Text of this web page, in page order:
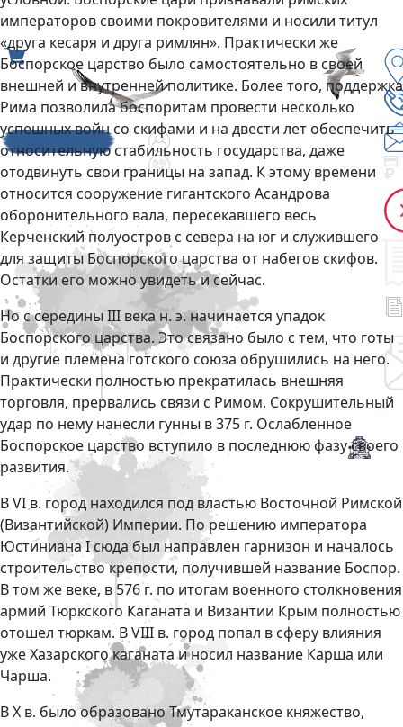
императоров своими покровителями и носили титул
«друга кесаря и друга римлян». Практически же
Боспорское царство было самостоятельно в своей
внешней и внутренней политике. Более того, поддержка
Рима позволила боспоритам провести несколько
успешных войн со скифами и на двести лет обеспечить
относительную стабильность государства, даже
отодвинуть свои границы на запад. К этому времени
относится сооружение гигантского Асандрова
оборонительного вала, пересекавшего весь
Керченский полуостров с севера на юг и служившего
для защиты Боспорского царства от набегов скифов.
Остатки его можно увидеть и сейчас.
Но с середины III века н. э. начинается упадок
Боспорского царства. Это связано было с тем, что готы
и другие племена готского союза обрушились на него.
Практически полностью прекратилась внешняя
торговля, прервались связи с Римом. Сокрушительный
удар по нему нанесли гунны в 375 г. Ослабленное
Боспорское царство вступило в последнюю фазу своего
развития.
В VI в. город находился под властью Восточной Римской
(Византийской) Империи. По решению императора
Юстиниана I сюда был направлен гарнизон и началось
строительство крепости, получившей название Боспор.
В том же веке, в 576 г. по итогам военного столкновения
армий Тюркского Каганата и Византии Крым полностью
отошел тюркам. В VIII в. город попал в сферу влияния
уже Хазарского каганата и носил название Карша или
Чарша.
В X в. было образовано Тмутараканское княжество,